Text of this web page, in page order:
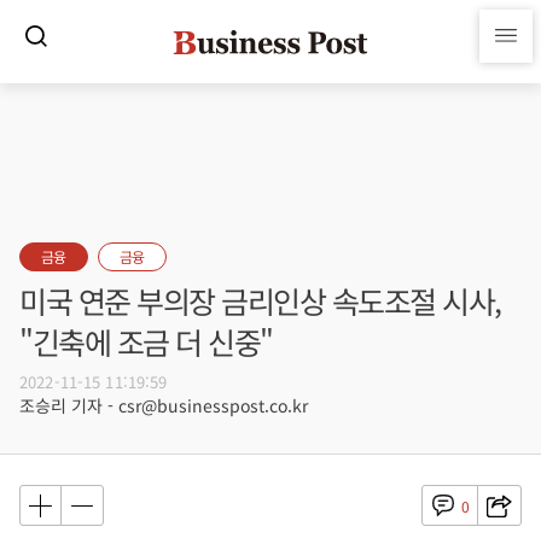
금융 금융
미국 연준 부의장 금리인상 속도조절 시사,
"긴축에 조금 더 신중"
2022-11-15 11:19:59
조승리 기자 - csr@businesspost.co.kr
0